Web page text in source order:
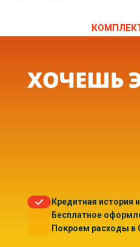
Кредитная история
Бесплатное
Покроем расходы в